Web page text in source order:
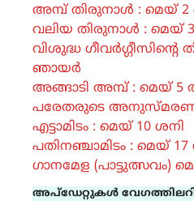
അമ്പ് തിരുനാൾ : മെയ് 2
വലിയ തിരുനാൾ : മെയ്
വിശുദ്ധ ഗീവർഗ്ഗീസിൻ്റെ
ഞായർ
അങ്ങാടി അമ്പ് : മെയ് 5
പരേതരുടെ
എട്ടാമിടം : മെയ് 10 ശനി
പതിനഞ്ചാമിടം : മെയ് 17
ഗാനമേള (പാട്ടുത്സവം)
അപ്ഡേറ്റുകൾ